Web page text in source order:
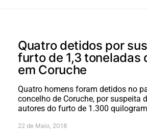
Quatro detidos por
furto de 1,3 toneladas
em Coruche
Quatro homens foram detidos no
concelho de Coruche, por suspeita
autores do furto de 1.300
22 de Maio, 2018